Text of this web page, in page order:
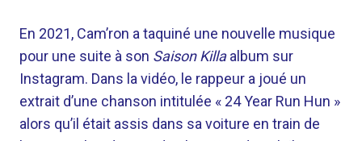
En 2021, Cam’ron a taquiné une nouvelle musique
pour une suite à son Saison Killaalbum sur
Instagram. Dans la vidéo, le rappeur a joué un
extrait d’une chanson intitulée « 24 Year Run Hun »
alors qu’il était assis dans sa voiture en train de